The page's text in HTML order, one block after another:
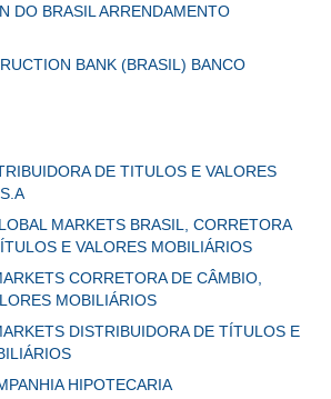
DO BRASIL ARRENDAMENTO
BANK (BRASIL) BANCO
DE TITULOS E VALORES
MARKETS BRASIL, CORRETORA
E VALORES MOBILIÁRIOS
CORRETORA DE CÂMBIO,
MOBILIÁRIOS
DISTRIBUIDORA DE TÍTULOS E
HIPOTECARIA